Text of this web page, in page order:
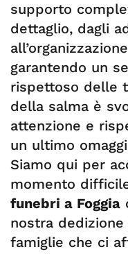
supporto
dettaglio, dagli
garantendo un
rispettoso delle
della salma è
attenzione e
un ultimo
Siamo qui per
momento
funebri a Foggia
nostra
famiglie che ci